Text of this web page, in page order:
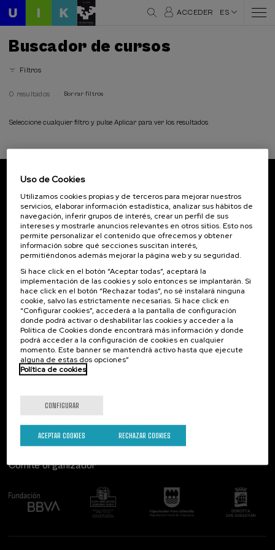
ACCEDER ES
Buscador de cursos
Filtros
0 resultados Borrar filtros
Seleccione cualquier filtro y pulse Aplicar para ver los resultados
Inscríbete para ser el primero/a en recibir las
novedades de UIK.
Suscribirse
Contacto
Palacio Miramar
Paseo de Miraconcha, 48
20007 Donostia / San Sebastián
Gipuzkoa, Spain
Contacta con nosotros
De interés...
Actividades anteriores
Comité organizador
Uso de Cookies
Utilizamos cookies propias y de terceros para mejorar nuestros
servicios, elaborar información estadística, analizar sus hábitos de
navegación, inferir grupos de interés, crear un perfil de sus
intereses y mostrarle anuncios relevantes en otros sitios. Esto nos
permite personalizar el contenido que ofrecemos y obtener
información sobre qué secciones suscitan interés,
permitiéndonos además mejorar la página web y su seguridad.
Si hace click en el botón “Aceptar todas”, aceptará la
implementación de las cookies y solo entonces se implantarán. Si
hace click en el botón “Rechazar todas”, no sé instalará ninguna
cookie, salvo las estrictamente necesarias. Si hace click en
“Configurar cookies”, accederá a la pantalla de configuración
donde podrá activar o deshabilitar las cookies y acceder a la
Política de Cookies donde encontrará más información y donde
podrá acceder a la configuración de cookies en cualquier
momento. Este banner se mantendrá activo hasta que ejecute
alguna de estas dos opciones”
Política de cookies
CONFIGURAR
RECHAZAR COOKIES
ACEPTAR COOKIES